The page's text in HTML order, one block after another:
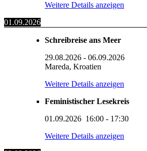
Weitere Details anzeigen
01.09.2026
Schreibreise ans Meer
29.08.2026 - 06.09.2026
Mareda, Kroatien
Weitere Details anzeigen
Feministischer Lesekreis
01.09.2026 16:00 - 17:30
Weitere Details anzeigen